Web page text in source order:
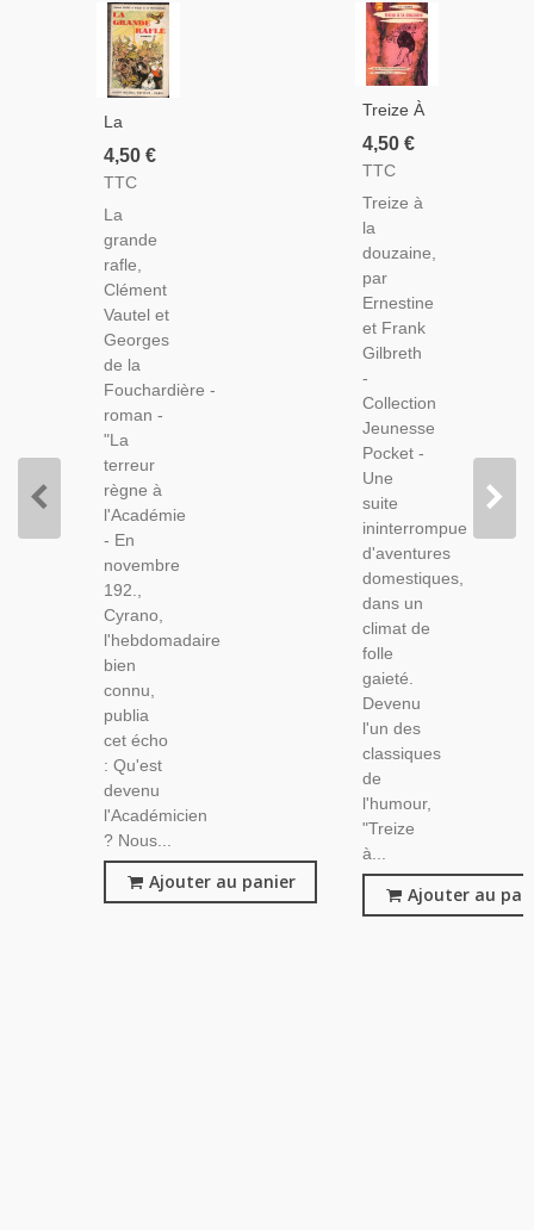
La
Grande
Rafle,
Vautel Et
Georges
De La
Fouchardière,
1929 -
Roman,
4,50 €
TTC
La
grande
rafle,
Clément
Vautel et
Georges
de la
Fouchardière -
roman -
"La
terreur
règne à
l'Académie
- En
novembre
192.,
Cyrano,
l'hebdomadaire
bien
connu,
publia
cet écho
: Qu'est
devenu
l'Académicien
? Nous...
Ajouter au panier
Treize À
La
Douzaine,
1963 -
Humour
Jeunesse,
Jeunesse
Pocket
4,50 €
TTC
Treize à
la
douzaine,
par
Ernestine
et Frank
Gilbreth
-
Collection
Jeunesse
Pocket -
Une
suite
ininterrompue
d'aventures
domestiques,
dans un
climat de
folle
gaieté.
Devenu
l'un des
classiques
de
l'humour,
"Treize
à...
Ajouter au